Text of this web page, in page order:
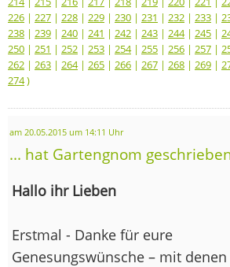
226 | 227 | 228 | 229 | 230 | 231 | 232 | 233 |
238 | 239 | 240 | 241 | 242 | 243 | 244| 245 |
250 | 251 | 252 | 253 | 254| 255 | 256 | 257 |
262 | 263 | 264| 265 | 266 | 267 | 268 | 269 |
274)
am 20.05.2015 um 14:11 Uhr
... hat Gartengnom
Hallo ihr Lieben
Erstmal - Danke für eure
Genesungswünsche – mit denen